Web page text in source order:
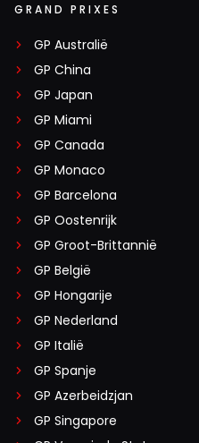
GRAND PRIXES
GP Australië
GP China
GP Japan
GP Miami
GP Canada
GP Monaco
GP Barcelona
GP Oostenrijk
GP Groot-Brittannië
GP België
GP Hongarije
GP Nederland
GP Italië
GP Spanje
GP Azerbeidzjan
GP Singapore